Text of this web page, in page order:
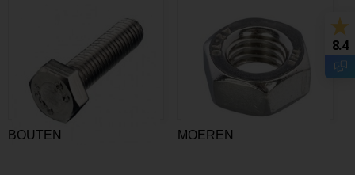
BOUTEN MOEREN
8.4